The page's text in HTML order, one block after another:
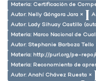
Materia: Certificación de
Autor: Nelly Góngora Jara ×
Autor: Lady Sihuay Castillo
Materia: Marco Nacional de
Autor: Stephanie Barboza Tello
Materia: http://purl.org/pe-repo/
Materia: Reconomiento de
Autor: Anahí Chávez Ruesta ×